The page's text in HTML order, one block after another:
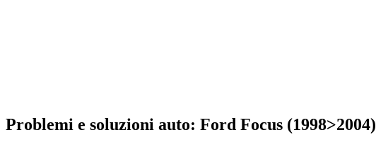
Problemi e soluzioni auto: Ford Focus (1998>2004)